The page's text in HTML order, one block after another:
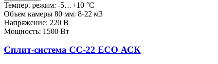
Темпер. режим: -5…+10 °C
Объем камеры 80 мм: 8-22 м3
Напряжение: 220 В
Мощность: 1500 Вт
Сплит-система СС-22 ECO АСК